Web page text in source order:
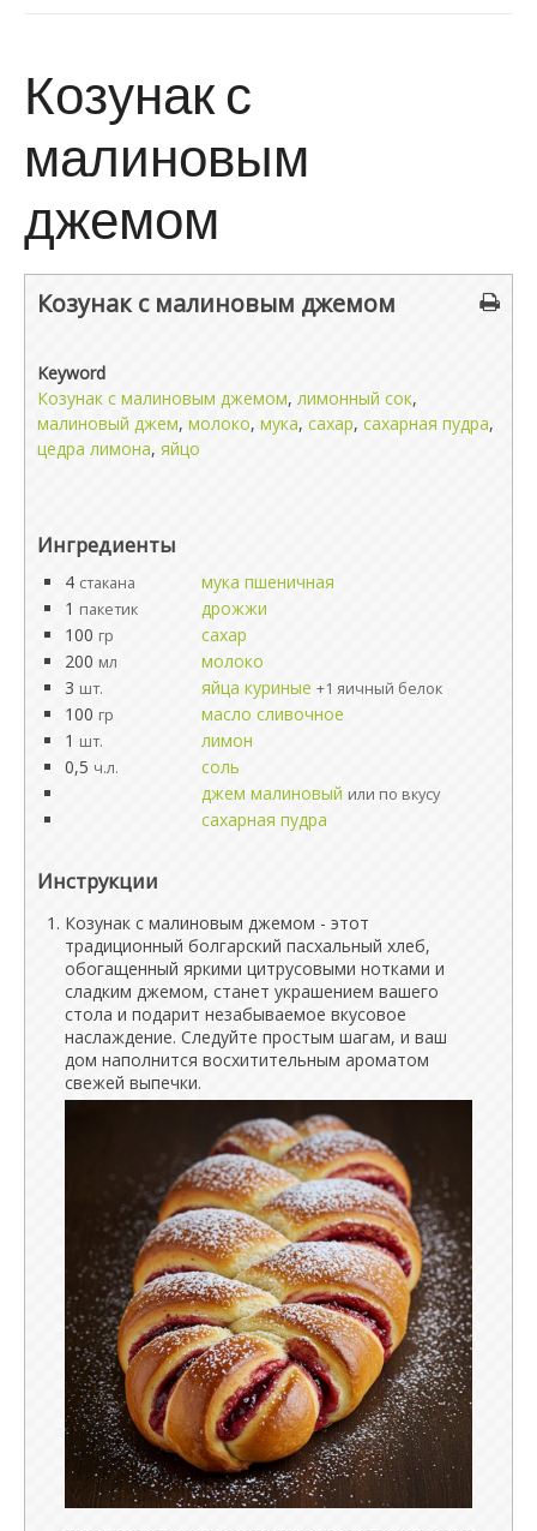
Козунак с
малиновым
джемом
Козунак с малиновым джемом
Keyword
Козунак с малиновым джемом, лимонный сок,
малиновый джем, молоко, мука, сахар, сахарная пудра,
цедра лимона, яйцо
Ингредиенты
4 стакана
мука пшеничная
1 пакетик
дрожжи
100 гр
сахар
200 мл
молоко
3 шт. яйца куриные +1 яичный белок
100 гр
масло сливочное
1 шт.
лимон
0,5 ч.л.
соль
джем малиновый или по вкусу
сахарная пудра
Инструкции
Козунак с малиновым джемом - этот
традиционный болгарский пасхальный хлеб,
обогащенный яркими цитрусовыми нотками и
сладким джемом, станет украшением вашего
стола и подарит незабываемое вкусовое
наслаждение. Следуйте простым шагам, и ваш
дом наполнится восхитительным ароматом
свежей выпечки.